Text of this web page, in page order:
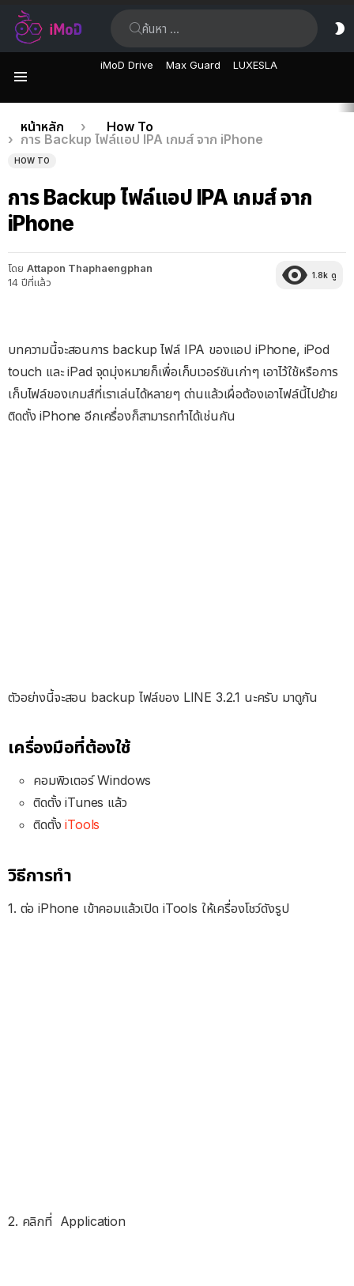
iMoD Drive Max Guard LUXESLA
เรื่อง
ล่าสุด
คุณอยู่ที่นี่:
หน้าหลัก
How To
การ Backup ไฟล์แอป IPA เกมส์ จาก iPhone
HOW TO
การ Backup ไฟล์แอป IPA เกมส์ จาก
iPhone
โดย Attapon Thaphaengphan
14 ปีที่แล้ว
1.8k ดู
บทความนี้จะสอนการ backup ไฟล์ IPA ของแอป iPhone, iPod
touch และ iPad จุดมุ่งหมายก็เพื่อเก็บเวอร์ชันเก่าๆ เอาไว้ใช้หรือการ
เก็บไฟล์ของเกมส์ที่เราเล่นได้หลายๆ ด่านแล้วเผื่อต้องเอาไฟล์นี้ไปย้าย
ติดตั้ง iPhone อีกเครื่องก็สามารถทำได้เช่นกัน
ตัวอย่างนี้จะสอน backup ไฟล์ของ LINE 3.2.1 นะครับ มาดูกัน
เครื่องมือที่ต้องใช้
คอมพิวเตอร์ Windows
ติดตั้ง iTunes แล้ว
ติดตั้งiTools
วิธีการทำ
1. ต่อ iPhone เข้าคอมแล้วเปิด iTools ให้เครื่องโชว์ดังรูป
2. คลิกที่ Application